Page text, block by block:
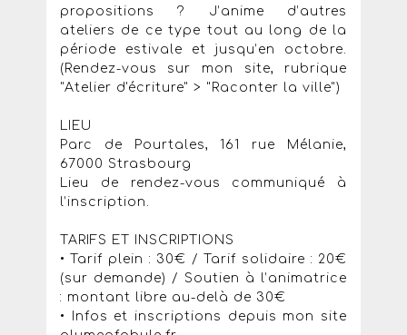
propositions ? J’anime d’autres
ateliers de ce type tout au long de la
période estivale et jusqu’en octobre.
(Rendez-vous sur mon site, rubrique
"Atelier d'écriture" > "Raconter la ville")
LIEU
Parc de Pourtales, 161 rue Mélanie,
67000 Strasbourg
Lieu de rendez-vous communiqué à
l’inscription.
TARIFS ET INSCRIPTIONS
• Tarif plein : 30€ / Tarif solidaire : 20€
(sur demande) / Soutien à l’animatrice
: montant libre au-delà de 30€
• Infos et inscriptions depuis mon site